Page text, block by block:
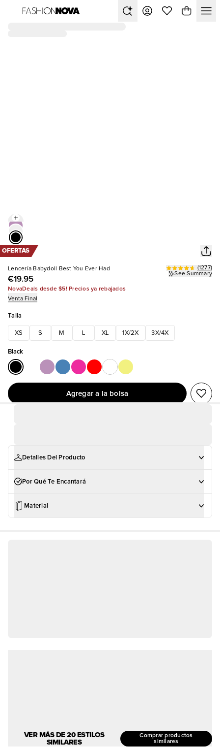
OFERTAS
Lencería Babydoll Best You Ever Had
€19.95
(1277)
See Summary
NovaDeals desde $5! Precios ya rebajados
Venta Final
Talla
XS S M XL 1X/2X 3X/4X
Black
Agregar a la bolsa
Detalles Del Producto
Por Qué Te Encantará
Material
VER MÁS DE 20 ESTILOS
SIMILARES
Comprar productos
similares